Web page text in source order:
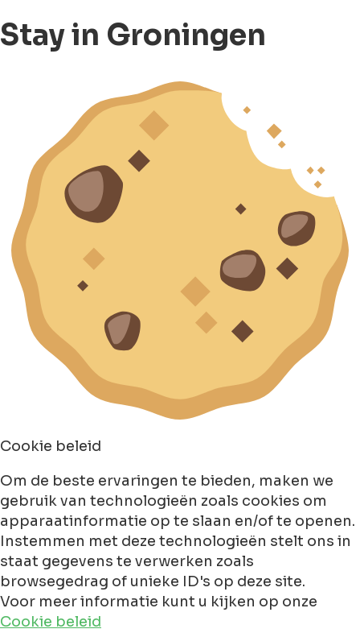
Stay in Groningen
Cookie beleid
Om de beste ervaringen te bieden, maken we
gebruik van technologieën zoals cookies om
apparaatinformatie op te slaan en/of te openen.
Instemmen met deze technologieën stelt ons in
staat gegevens te verwerken zoals
browsegedrag of unieke ID's op deze site.
Voor meer informatie kunt u kijken op onze
Cookie beleid